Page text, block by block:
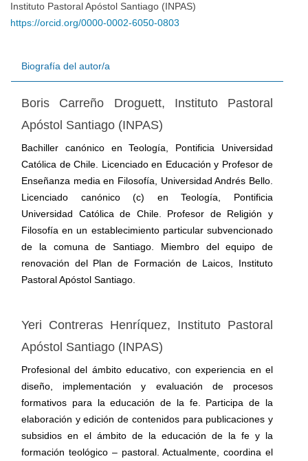
Instituto Pastoral Apóstol Santiago (INPAS)
https://orcid.org/0000-0002-6050-0803
Biografía del autor/a
Boris Carreño Droguett, Instituto Pastoral
Apóstol Santiago (INPAS)
Bachiller canónico en Teología, Pontificia Universidad
Católica de Chile. Licenciado en Educación y Profesor de
Enseñanza media en Filosofía, Universidad Andrés Bello.
Licenciado canónico (c) en Teología, Pontificia
Universidad Católica de Chile. Profesor de Religión y
Filosofía en un establecimiento particular subvencionado
de la comuna de Santiago. Miembro del equipo de
renovación del Plan de Formación de Laicos, Instituto
Pastoral Apóstol Santiago.
Yeri Contreras Henríquez, Instituto Pastoral
Apóstol Santiago (INPAS)
Profesional del ámbito educativo, con experiencia en el
diseño, implementación y evaluación de procesos
formativos para la educación de la fe. Participa de la
elaboración y edición de contenidos para publicaciones y
subsidios en el ámbito de la educación de la fe y la
formación teológico – pastoral. Actualmente, coordina el